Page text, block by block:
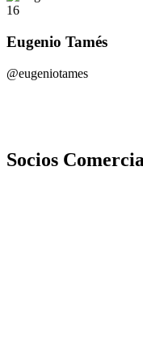
16
Eugenio Tamés
@eugeniotames
Socios